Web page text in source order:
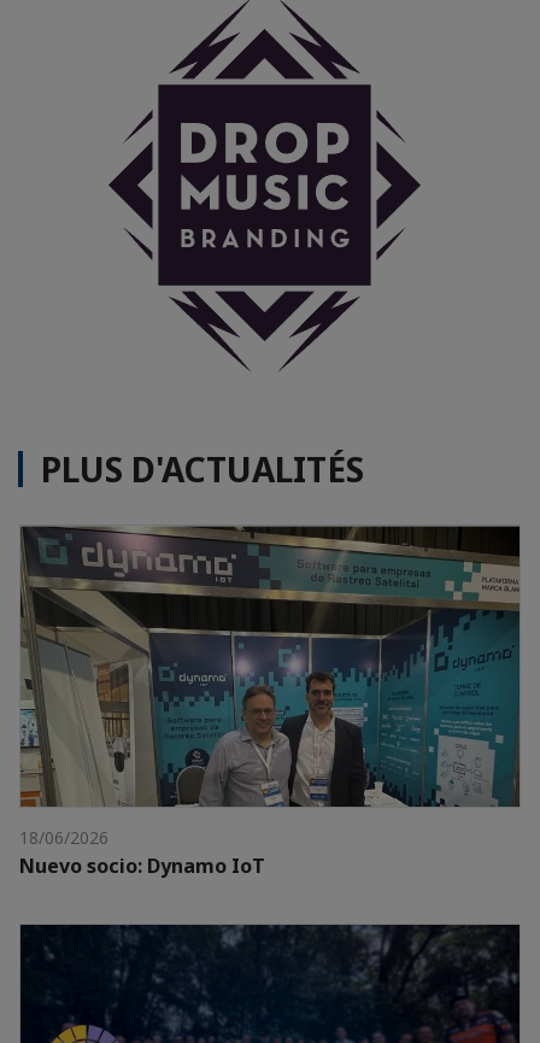
PLUS D'ACTUALITÉS
18/06/2026
Nuevo socio: Dynamo IoT